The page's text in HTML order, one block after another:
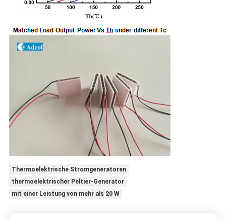
Thermoelektrische Stromgeneratoren
thermoelektrischer Peltier-Generator
mit einer Leistung von mehr als 20 W